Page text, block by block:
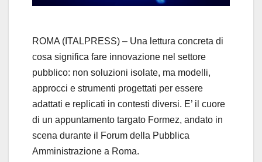
y
V
i
d
e
ROMA (ITALPRESS) – Una lettura concreta di
cosa significa fare innovazione nel settore
pubblico: non soluzioni isolate, ma modelli,
approcci e strumenti progettati per essere
adattati e replicati in contesti diversi. E’ il cuore
di un appuntamento targato Formez, andato in
scena durante il Forum della Pubblica
Amministrazione a Roma.